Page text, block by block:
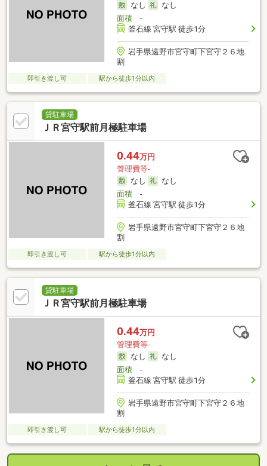
なし
なし
面積-
釜石線 宮守駅 徒歩1分
岩手県遠野市宮守町下宮守２６地
割
即引き渡し可 駅から徒歩1分以内
貸駐車場
ＪＲ宮守駅前月極駐車場
0.44万円
管理費等-
なし
なし
面積-
釜石線 宮守駅 徒歩1分
岩手県遠野市宮守町下宮守２６地
割
即引き渡し可 駅から徒歩1分以内
貸駐車場
ＪＲ宮守駅前月極駐車場
0.44万円
管理費等-
なし
なし
面積-
釜石線 宮守駅 徒歩1分
岩手県遠野市宮守町下宮守２６地
割
即引き渡し可 駅から徒歩1分以内